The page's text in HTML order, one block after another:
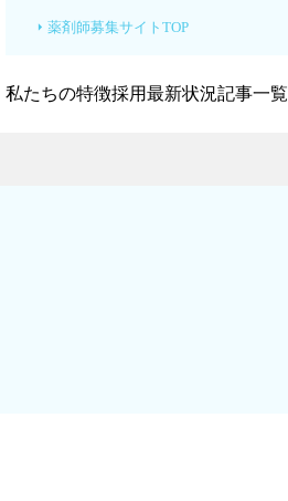
薬剤師募集サイトTOP
私たちの特徴採用最新状況記事一覧